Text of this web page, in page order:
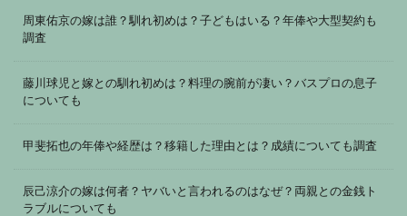
周東佑京の嫁は誰？馴れ初めは？子どもはいる？年俸や大型契約も
調査
藤川球児と嫁との馴れ初めは？料理の腕前が凄い？バスプロの息子
についても
甲斐拓也の年俸や経歴は？移籍した理由とは？成績についても調査
辰己涼介の嫁は何者？ヤバいと言われるのはなぜ？両親との金銭ト
ラブルについても